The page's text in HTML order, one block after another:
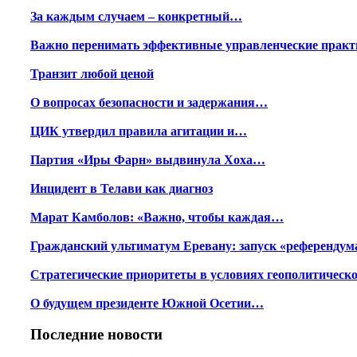
За каждым случаем – конкретный…
Важно перенимать эффективные управленческие
Транзит любой ценой
О вопросах безопасности и задержания…
ЦИК утвердил правила агитации и…
Партия «Иры Фарн» выдвинула Хоха…
Инцидент в Телави как диагноз
Марат Камболов: «Важно, чтобы каждая…
Гражданский ультиматум Еревану: запуск
Стратегические приоритеты в условиях
О будущем президенте Южной Осетии…
Последние новости